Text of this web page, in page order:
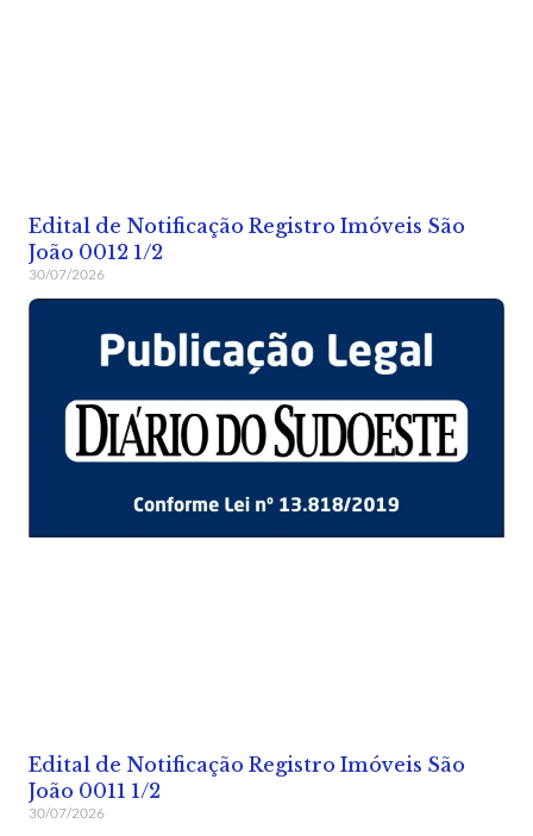
Edital de Notificação Registro Imóveis São
João 0012 1/2
30/07/2026
Edital de Notificação Registro Imóveis São
João 0011 1/2
30/07/2026